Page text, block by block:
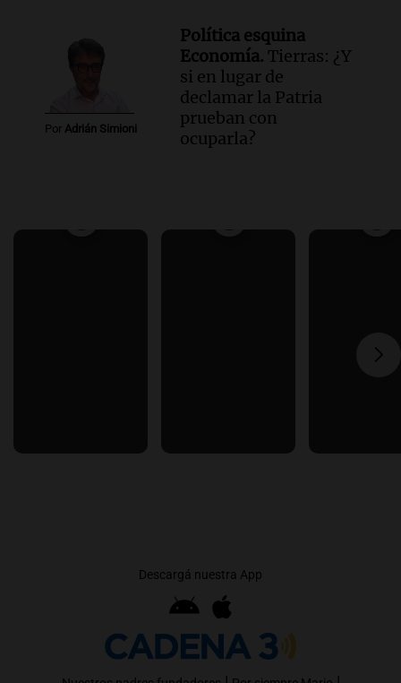
Por Adrián Simioni
Política esquina
Economía. Tierras: ¿Y
si en lugar de
declamar la Patria
prueban con
ocuparla?
Descargá nuestra App